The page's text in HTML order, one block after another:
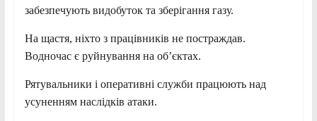
забезпечують видобуток та зберігання газу.
На щастя, ніхто з працівників не постраждав.
Водночас є руйнування на об’єктах.
Рятувальники і оперативні служби працюють над
усуненням наслідків атаки.